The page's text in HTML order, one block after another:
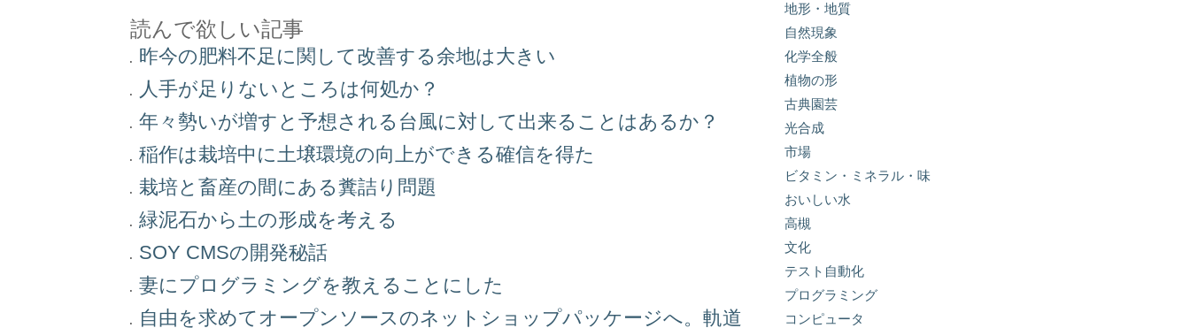
読んで欲しい記事
昨今の肥料不足に関して改善する余地は大きい
人手が足りないところは何処か？
年々勢いが増すと予想される台風に対して出来ることはあるか？
稲作は栽培中に土壌環境の向上ができる確信を得た
栽培と畜産の間にある糞詰り問題
緑泥石から土の形成を考える
SOY CMSの開発秘話
妻にプログラミングを教えることにした
自由を求めてオープンソースのネットショップパッケージへ。軌道
地形・地質
自然現象
化学全般
植物の形
古典園芸
光合成
市場
ビタミン・ミネラル・味
おいしい水
高槻
文化
テスト自動化
プログラミング
コンピュータ